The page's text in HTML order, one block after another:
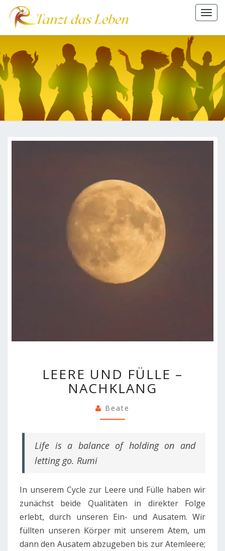
TANZT
DAS
LEBEN
UND
FÜLLE
–
NACHKLANG
LEERE UND FÜLLE –
NACHKLANG
Beate
Life is a balance of holding on and
letting go. Rumi
In unserem Cycle zur Leere und Fülle haben wir
zunächst beide Qualitäten in direkter Folge
erlebt, durch unseren Ein- und Ausatem. Wir
füllten unseren Körper mit unserem Atem, um
dann den Ausatem abzugeben bis zur Atemleere;